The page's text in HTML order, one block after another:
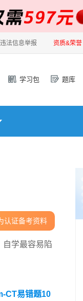
违法信息举报 资质&荣誉
学习包 题库
认证备考资料
自学最容易陷
CT易错题10